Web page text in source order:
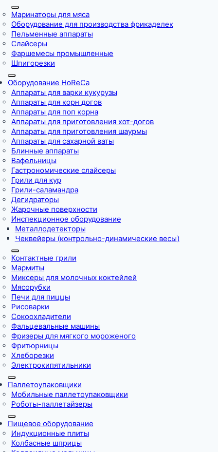
Маринаторы для мяса
Оборудование для производства фрикаделек
Пельменные аппараты
Слайсеры
Фаршемесы промышленные
Шпигорезки
Оборудование HoReCa
Аппараты для варки кукурузы
Аппараты для корн догов
Аппараты для поп корна
Аппараты для приготовления хот-догов
Аппараты для приготовления шаурмы
Аппараты для сахарной ваты
Блинные аппараты
Вафельницы
Гастрономические слайсеры
Грили для кур
Грили-саламандра
Дегидраторы
Жарочные поверхности
Инспекционное оборудование
Металлодетекторы
Чеквейеры (контрольно-динамические весы)
Контактные грили
Мармиты
Миксеры для молочных коктейлей
Мясорубки
Печи для пиццы
Рисоварки
Сокоохладители
Фальцевальные машины
Фризеры для мягкого мороженого
Фритюрницы
Хлеборезки
Электрокипятильники
Паллетоупаковщики
Мобильные паллетоупаковщики
Роботы-паллетайзеры
Пищевое оборудование
Индукционные плиты
Колбасные шприцы